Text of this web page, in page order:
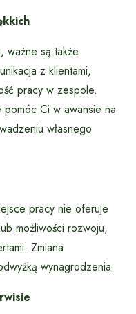
ważne są także
z klientami,
pracy w zespole.
pomóc Ci w awansie na
własnego
pracy nie oferuje
możliwości rozwoju,
Zmiana
wynagrodzenia.